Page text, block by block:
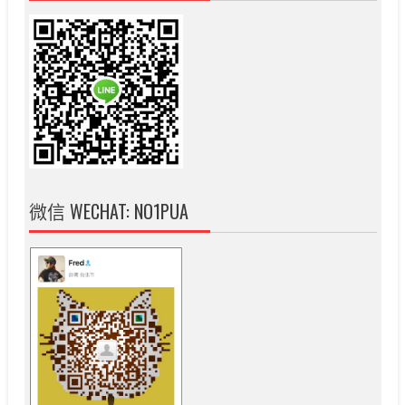
微信 WECHAT: NO1PUA